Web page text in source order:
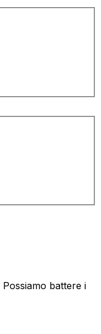
Possiamo battere i